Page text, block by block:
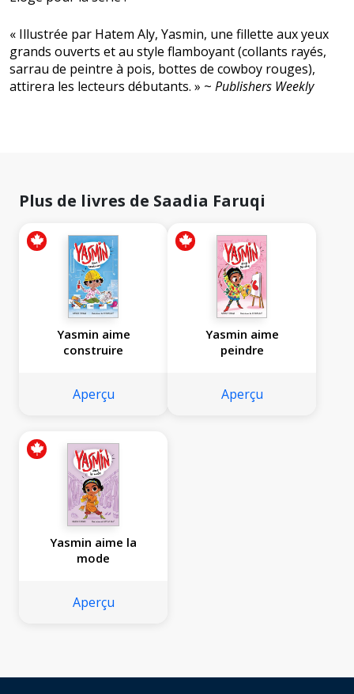
« Illustrée par Hatem Aly, Yasmin, une fillette aux yeux
grands ouverts et au style flamboyant (collants rayés,
sarrau de peintre à pois, bottes de cowboy rouges),
attirera les lecteurs débutants. » ~ Publishers Weekly
Plus de livres de Saadia Faruqi
Yasmin aime
construire
Aperçu
Yasmin aime
peindre
Aperçu
Yasmin aime la
mode
Aperçu